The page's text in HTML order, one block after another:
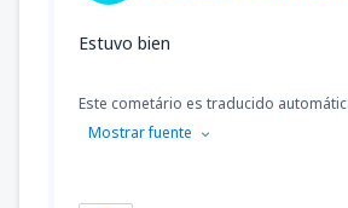
Estuvo bien
Este cometário es traducido
Mostrar fuente